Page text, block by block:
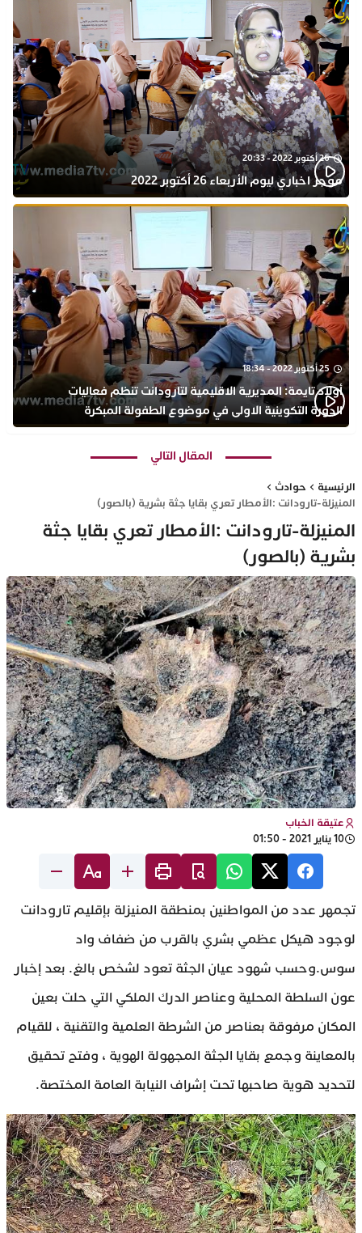
26 أكتوبر 2022 - 20:33
موجز اخباري ليوم الأربعاء 26 أكتوبر 2022
25 أكتوبر 2022 - 18:34
أولاد تايمة: المديرية الاقليمية لتارودانت تنظم فعاليات
الدورة التكوينية الاولى في موضوع الطفولة المبكرة
بمركز التكوين ثانوية الحسن الثاني التأهيلية
المقال التالي
الرئيسية
حوادث
المنيزلة-تارودانت :الأمطار تعري بقايا جثة بشرية (بالصور)
المنيزلة-تارودانت :الأمطار تعري بقايا جثة
بشرية (بالصور)
عتيقة الخباب
10 يناير 2021 - 01:50
تجمهر عدد من المواطنين بمنطقة المنيزلة بإقليم تارودانت
لوجود هيكل عظمي بشري بالقرب من ضفاف واد
سوس.وحسب شهود عيان الجثة تعود لشخص بالغ. بعد إخبار
عون السلطة المحلية وعناصر الدرك الملكي التي حلت بعين
المكان مرفوقة بعناصر من الشرطة العلمية والتقنية ، للقيام
بالمعاينة وجمع بقايا الجثة المجهولة الهوية ، وفتح تحقيق
لتحديد هوية صاحبها تحت إشراف النيابة العامة المختصة.